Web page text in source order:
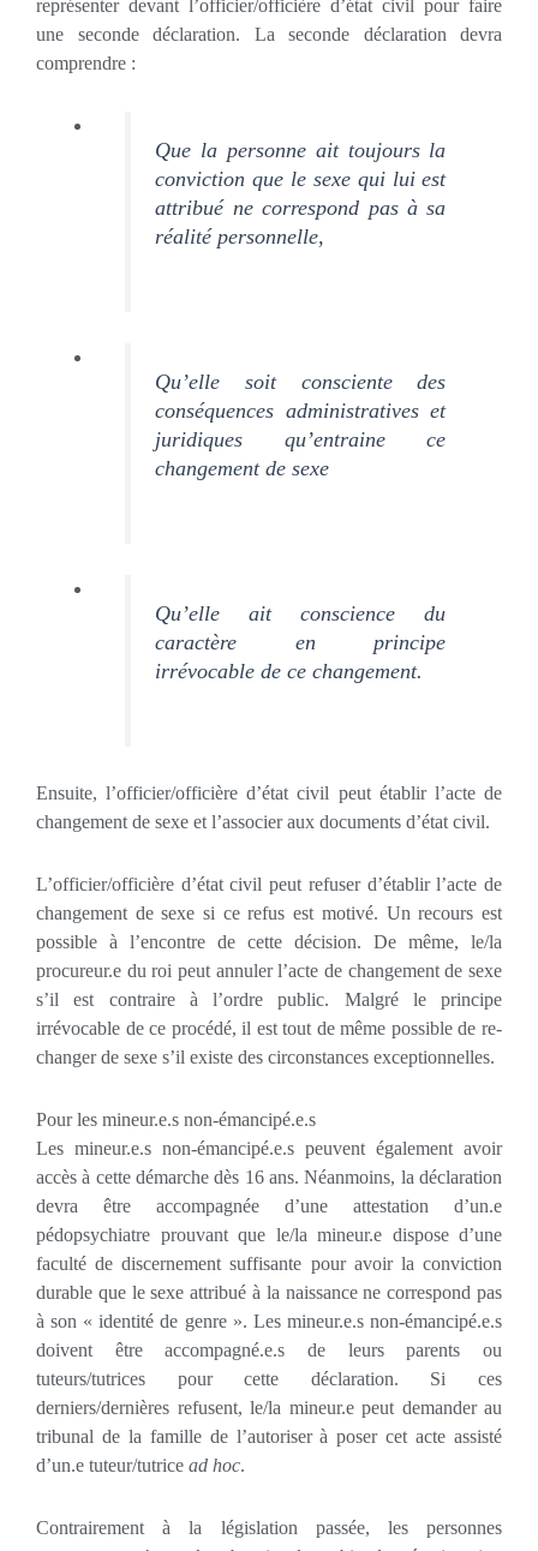
représenter devant l’officier/officière d’état civil pour faire
une seconde déclaration. La seconde déclaration devra
comprendre :
Que la personne ait toujours la
conviction que le sexe qui lui est
attribué ne correspond pas à sa
réalité personnelle,
Qu’elle soit consciente des
conséquences administratives et
juridiques qu’entraine ce
changement de sexe
Qu’elle ait conscience du
caractère en principe
irrévocable de ce changement.
Ensuite, l’officier/officière d’état civil peut établir l’acte de
changement de sexe et l’associer aux documents d’état civil.
L’officier/officière d’état civil peut refuser d’établir l’acte de
changement de sexe si ce refus est motivé. Un recours est
possible à l’encontre de cette décision. De même, le/la
procureur.e du roi peut annuler l’acte de changement de sexe
s’il est contraire à l’ordre public. Malgré le principe
irrévocable de ce procédé, il est tout de même possible de re-
changer de sexe s’il existe des circonstances exceptionnelles.
Pour les mineur.e.s non-émancipé.e.s
Les mineur.e.s non-émancipé.e.s peuvent également avoir
accès à cette démarche dès 16 ans. Néanmoins, la déclaration
devra être accompagnée d’une attestation d’un.e
pédopsychiatre prouvant que le/la mineur.e dispose d’une
faculté de discernement suffisante pour avoir la conviction
durable que le sexe attribué à la naissance ne correspond pas
à son « identité de genre ». Les mineur.e.s non-émancipé.e.s
doivent être accompagné.e.s de leurs parents ou
tuteurs/tutrices pour cette déclaration. Si ces
derniers/dernières refusent, le/la mineur.e peut demander au
tribunal de la famille de l’autoriser à poser cet acte assisté
d’un.e tuteur/tutrice ad hoc.
Contrairement à la législation passée, les personnes